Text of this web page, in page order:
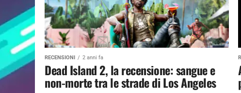
RECENSIONI 2 anni fa
Dead Island 2, la recensione: sangue e
non-morte tra le strade di Los Angeles